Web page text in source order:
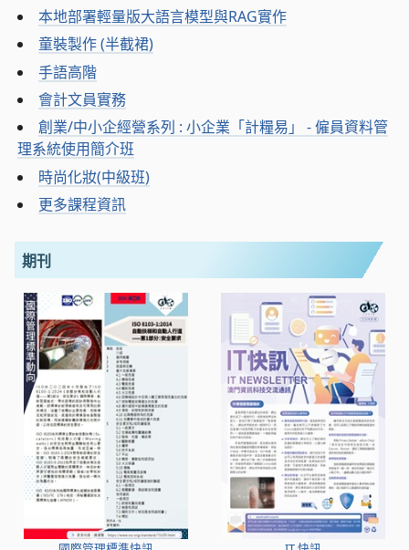
本地部署輕量版大語言模型與RAG實作
童裝製作 (半截裙)
手語高階
會計文員實務
創業/中小企經營系列 : 小企業「計糧易」 - 僱員資料管
理系統使用簡介班
時尚化妝(中級班)
更多課程資訊
期刊